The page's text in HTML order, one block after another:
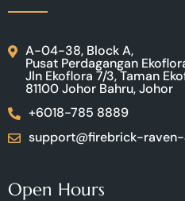
A-04-38, Block A,
Pusat Perdagangan
Jln Ekoflora 7/3, Taman
81100 Johor Bahru, Johor
+6018-785 8889
support@firebrick-
Open Hours